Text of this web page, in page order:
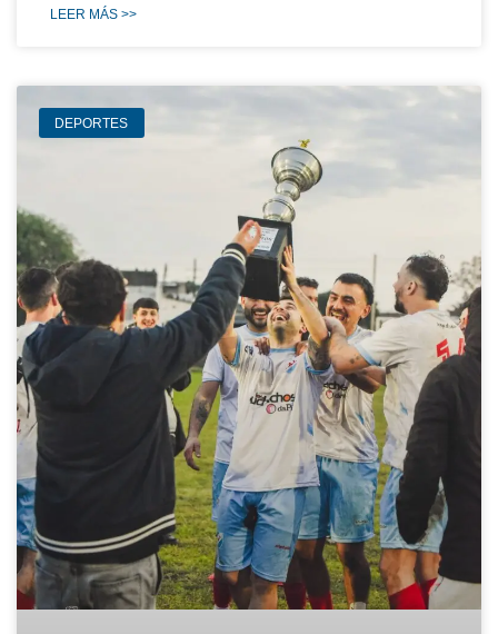
LEER MÁS >>
DEPORTES